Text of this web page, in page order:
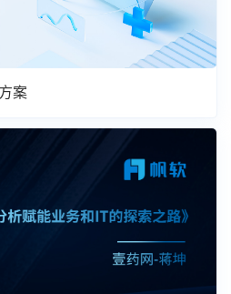
案